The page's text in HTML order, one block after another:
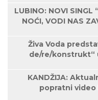
LUBINO: NOVI SINGL
NOĆI, VODI NAS
Živa Voda
de/re/konstrukt“
KANDŽIJA:
popratni